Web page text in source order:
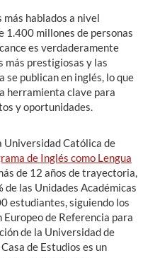
más hablados a nivel
1.400 millones de personas
es verdaderamente
más prestigiosas y las
publican en inglés, lo que
herramienta clave para
y oportunidades.
Universidad Católica de
de Inglés como Lengua
de 12 años de trayectoria,
las Unidades Académicas
estudiantes, siguiendo los
de Referencia para
de la Universidad de
de Estudios es un